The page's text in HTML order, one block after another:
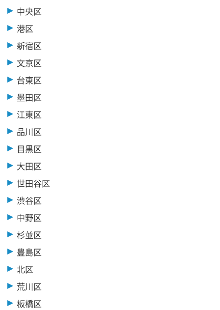
中央区
港区
新宿区
文京区
台東区
墨田区
江東区
品川区
目黒区
大田区
世田谷区
渋谷区
中野区
杉並区
豊島区
北区
荒川区
板橋区